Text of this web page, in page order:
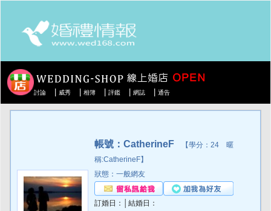
討論 威秀 相簿 評鑑 網誌 通告
帳號：CatherineF 【學分：24 暱
稱:CatherineF】
狀態：一般網友
訂婚日：│結婚日：